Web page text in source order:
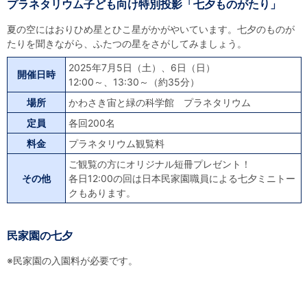
プラネタリウム子ども向け特別投影「七夕ものがたり」
夏の空にはおりひめ星とひこ星がかがやいています。七夕のものが
たりを聞きながら、ふたつの星をさがしてみましょう。
開催日時
2025年7月5日（土）、6日（日）
12:00～、13:30～（約35分）
場所
かわさき宙と緑の科学館 プラネタリウム
定員
各回200名
料金
プラネタリウム観覧料
その他
ご観覧の方にオリジナル短冊プレゼント！
各日12:00の回は日本民家園職員による七夕ミニトー
クもあります。
民家園の七夕
※民家園の入園料が必要です。